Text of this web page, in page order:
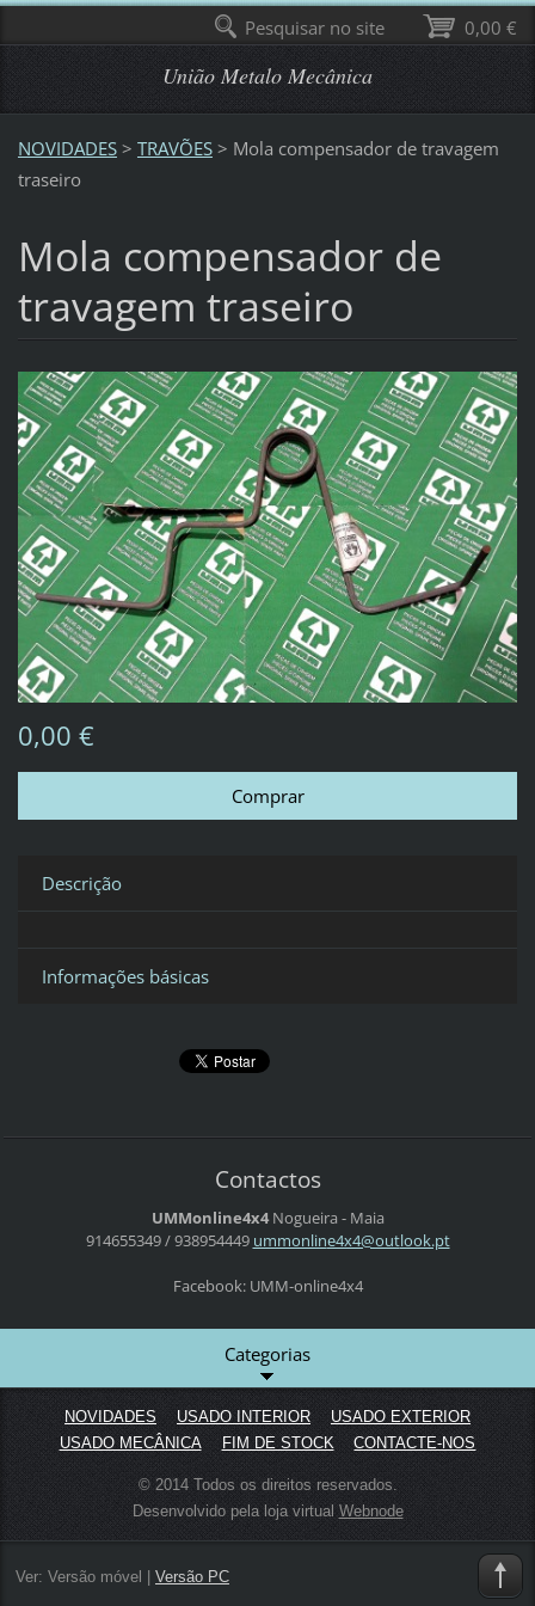
União Metalo Mecânica
NOVIDADES > TRAVÕES > Mola compensador de travagem
traseiro
Mola compensador de
travagem traseiro
0,00 €
Descrição
Informações básicas
Contactos
UMMonline4x4 Nogueira - Maia
914655349 / 938954449 ummonline4x4@outlook.pt
Facebook: UMM-online4x4
Categorias
NOVIDADES USADO INTERIOR
USADO EXTERIOR
USADO MECÂNICA
FIM DE STOCK CONTACTE-NOS
© 2014 Todos os direitos reservados.
Desenvolvido pela loja virtual Webnode
Ver: Versão móvel Versão PC
0,00 €
Pesquisar no site